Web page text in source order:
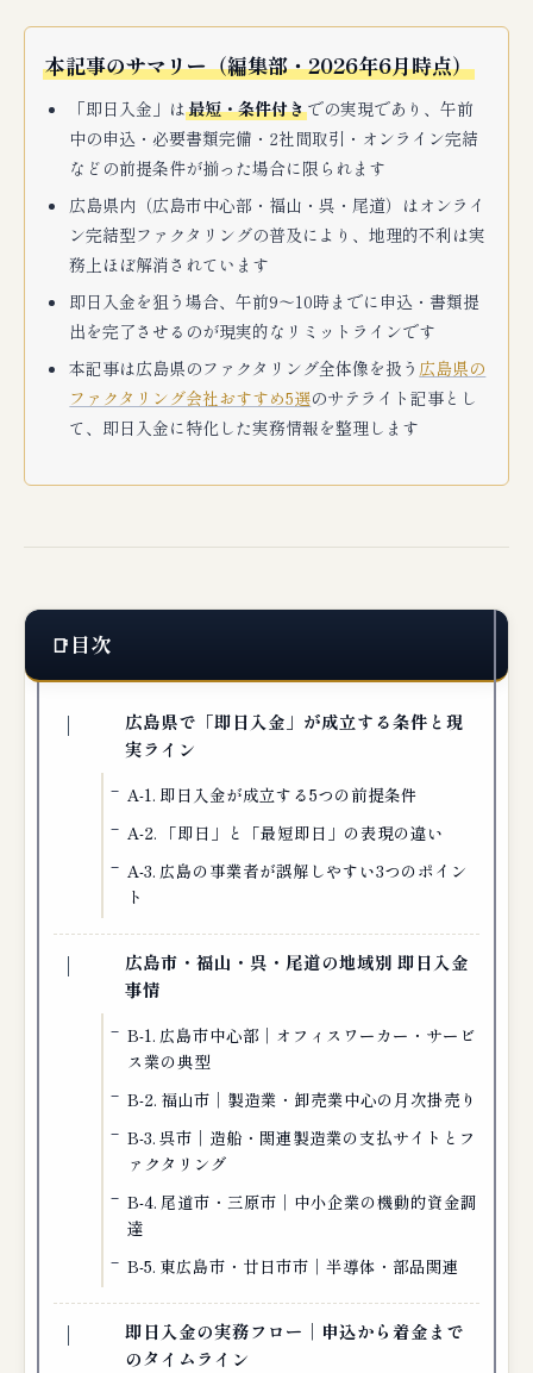
本記事のサマリー（編集部・2026年6月時点）
「即日入金」は最短・条件付きでの実現であり、午前
中の申込・必要書類完備・2社間取引・オンライン完結
などの前提条件が揃った場合に限られます
広島県内（広島市中心部・福山・呉・尾道）はオンライ
ン完結型ファクタリングの普及により、地理的不利は実
務上ほぼ解消されています
即日入金を狙う場合、午前9〜10時までに申込・書類提
出を完了させるのが現実的なリミットラインです
本記事は広島県のファクタリング全体像を扱う 広島県の
ファクタリング会社おすすめ5選のサテライト記事とし
て、即日入金に特化した実務情報を整理します
目次
広島県で「即日入金」が成立する条件と現
実ライン
A-1. 即日入金が成立する5つの前提条件
A-2. 「即日」と「最短即日」の表現の違い
A-3. 広島の事業者が誤解しやすい3つのポイン
ト
広島市・福山・呉・尾道の地域別 即日入金
事情
B-1. 広島市中心部｜オフィスワーカー・サービ
ス業の典型
B-2. 福山市｜製造業・卸売業中心の月次掛売り
B-3. 呉市｜造船・関連製造業の支払サイトとフ
ァクタリング
B-4. 尾道市・三原市｜中小企業の機動的資金調
達
B-5. 東広島市・廿日市市｜半導体・部品関連
即日入金の実務フロー｜申込から着金まで
のタイムライン